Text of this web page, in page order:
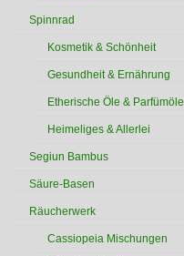
Spinnrad
Kosmetik & Schönheit
Gesundheit & Ernährung
Etherische Öle & Parfümöle
Heimeliges & Allerlei
Segiun Bambus
Säure-Basen
Räucherwerk
Cassiopeia Mischungen